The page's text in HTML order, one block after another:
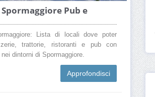
Pub e
Lista di locali dove poter
trattorie, ristoranti e pub con
dintorni di Spormaggiore.
Approfondisci